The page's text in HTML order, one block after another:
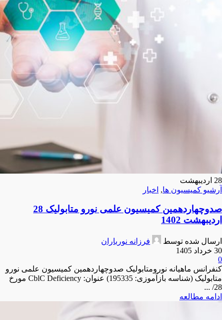
28 اردیبهشت
آرشیو کمیسیون ها, اخبار
صدوچهاردهمین کمیسیون علمی نورو متابولیک 28
اردیبهشت 1402
ارسال شده توسط
فرزانه نورباران
30 خرداد 1405
0
کنفرانس ماهیانه نورومتابولیک صدوچهاردهمین کمیسیون علمی نورو
متابولیک (شناسه بازآموزی: 195335) عنوان: CblC Deficiency مورخ
28/ ...
ادامه مطالعه